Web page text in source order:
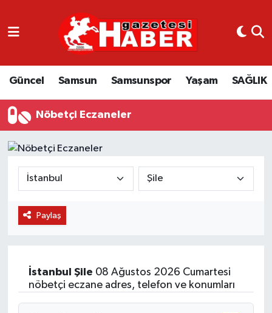
Güncel Samsun Samsunspor Yaşam SAĞLIK
Nöbetçi Eczaneler
Paylaş
İstanbul Şile 08 Ağustos 2026 Cumartesi
nöbetçi eczane adres, telefon ve konumları
GÜNCEL
SAMSUN
YAŞAM